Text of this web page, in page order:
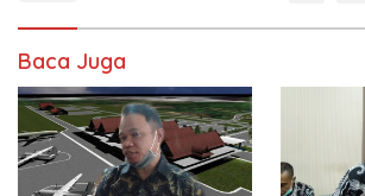
Baca Juga